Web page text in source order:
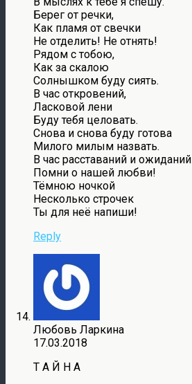
Берег от речки,
Как пламя от свечки
Не отделить! Не отнять!
Рядом с тобою,
Как за скалою
Солнышком буду сиять.
В час откровений,
Ласковой лени
Буду тебя целовать.
Снова и снова буду готова
Милого милым назвать.
В час расставаний и ожиданий
Помни о нашей любви!
Тёмною ночкой
Несколько строчек
Ты для неё напиши!
Reply
Любовь Ларкина
17.03.2018
Т А Й Н А